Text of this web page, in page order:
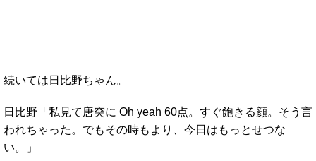
続いては日比野ちゃん。
日比野「私見て唐突に Oh yeah 60点。すぐ飽きる顔。そう言
われちゃった。でもその時もより、今日はもっとせつな
い。」